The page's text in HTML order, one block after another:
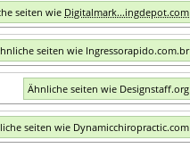
seiten wie Digitalmark...ingdepot.com
seiten wie Ingressorapido.com.br
Ähnliche seiten wie Designstaff.org
seiten wie Dynamicchiropractic.com